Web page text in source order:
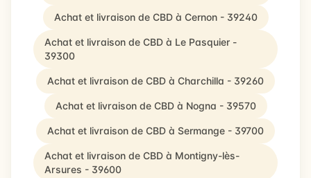
Achat et livraison de CBD à Cernon - 39240
Achat et livraison de CBD à Le Pasquier -
39300
Achat et livraison de CBD à Charchilla - 39260
Achat et livraison de CBD à Nogna - 39570
Achat et livraison de CBD à Sermange - 39700
Achat et livraison de CBD à Montigny-lès-
Arsures - 39600